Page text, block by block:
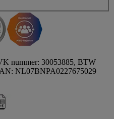
nummer: 30053885, BTW
NL07BNPA0227675029